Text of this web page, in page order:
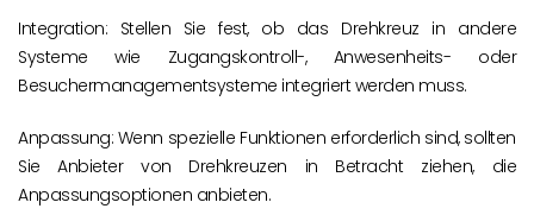
Integration: Stellen Sie fest, ob das Drehkreuz in andere
Systeme wie Zugangskontroll-, Anwesenheits- oder
Besuchermanagementsysteme integriert werden muss.
Anpassung: Wenn spezielle Funktionen erforderlich sind, sollten
Sie Anbieter von Drehkreuzen in Betracht ziehen, die
Anpassungsoptionen anbieten.